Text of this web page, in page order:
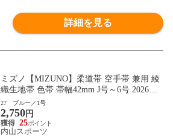
詳細を見る
ミズノ【MIZUNO】柔道帯 空手帯 兼用 綾
織生地帯 色帯 帯幅42mm J号～6号 2026年
継続モデル【22JV9A18 帯 柔道 空手 空手
道 刺繍加工不可】【翌日配達対象】[自社]
27 ブルー／1号
2,750円
25
内山スポーツ